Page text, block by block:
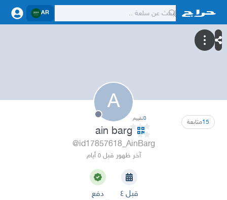
AR
A
15متابعة 0تقييم
ain barg
@id17857618_AinBarg
آخر ظهور قبل ٥ أيام
قبل ٤
دفع